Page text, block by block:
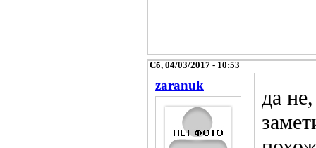
Сб, 04/03/2017 - 10:53
zaranuk
да